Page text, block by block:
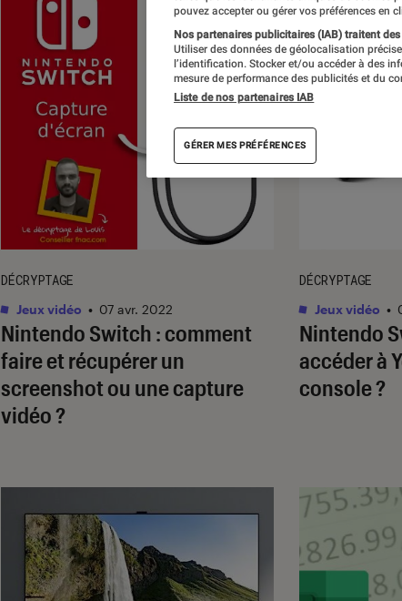
Nintendo Switch : comment
faire et récupérer un
screenshot ou une capture
vidéo ?
DÉCRYPTAGE
Jeux vidéo • 07 avr. 2022
Nintendo
accéder à
console ?
DÉCRYPTAGE
Jeux vidéo •
pouvez accepter ou gérer vos préférences en
Nos partenaires publicitaires (IAB) traitent
Utiliser des données de géolocalisation
l’identification. Stocker et/ou accéder à des
mesure de performance des publicités et du
Liste de nos partenaires IAB
GÉRER MES PRÉFÉRENCES